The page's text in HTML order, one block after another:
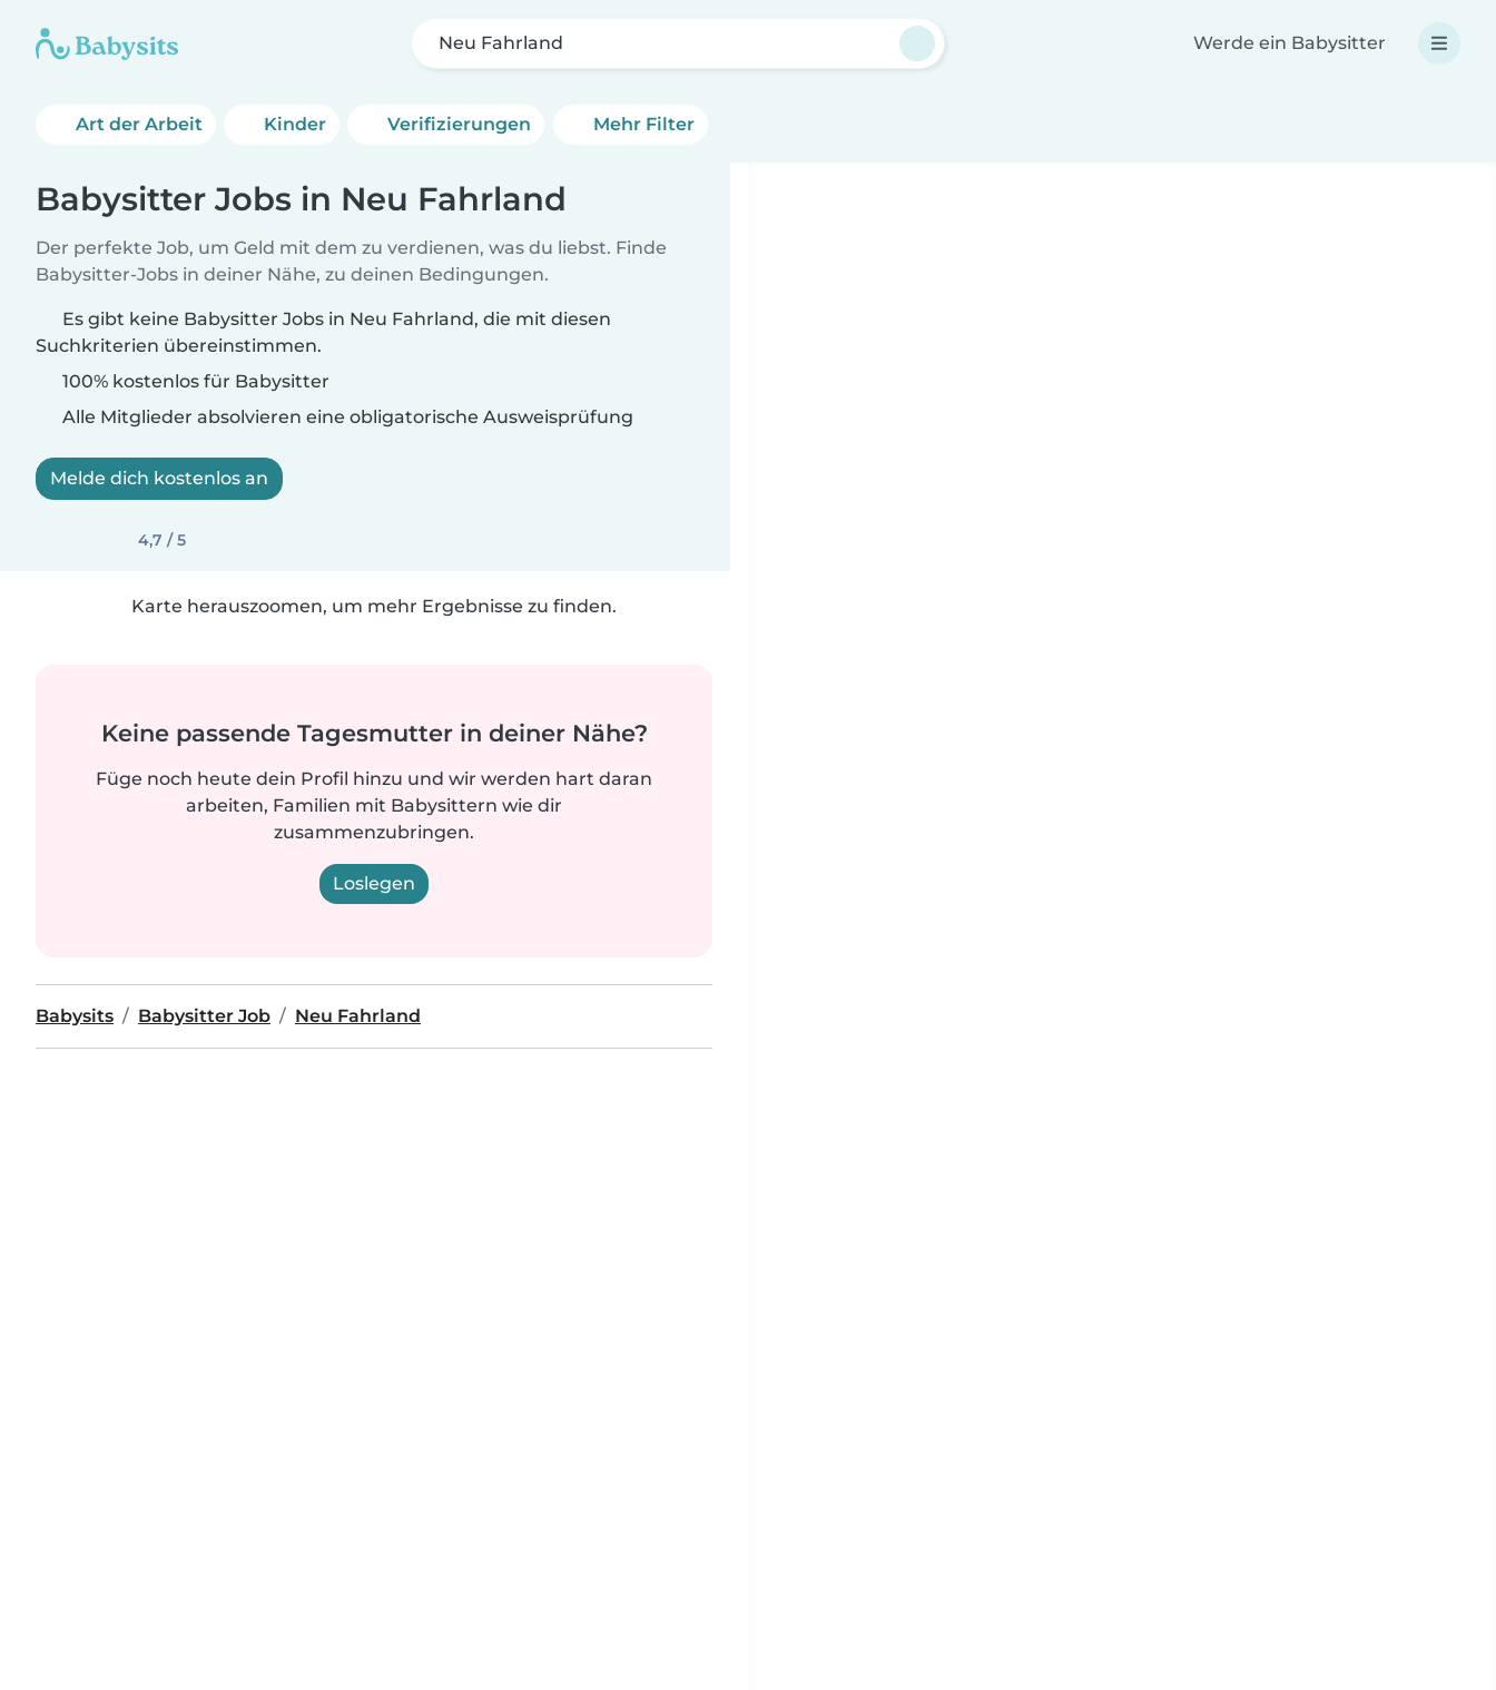
Neu Fahrland Werde ein Babysitter
Art der Arbeit Kinder Verifizierungen Mehr Filter
Babysitter Jobs in Neu Fahrland
Der perfekte Job, um Geld mit dem zu verdienen, was du liebst. Finde
Babysitter-Jobs in deiner Nähe, zu deinen Bedingungen.
Es gibt keine Babysitter Jobs in Neu Fahrland, die mit diesen
Suchkriterien übereinstimmen.
100% kostenlos für Babysitter
Alle Mitglieder absolvieren eine obligatorische Ausweisprüfung
Melde dich kostenlos an
4,7 / 5
Karte herauszoomen, um mehr Ergebnisse zu finden.
Keine passende Tagesmutter in deiner Nähe?
Füge noch heute dein Profil hinzu und wir werden hart daran
arbeiten, Familien mit Babysittern wie dir
zusammenzubringen.
Loslegen
Babysits Babysitter Job Neu Fahrland